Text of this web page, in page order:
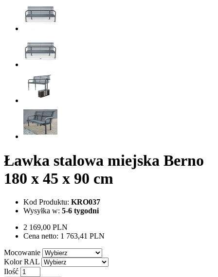
Ławka stalowa miejska Berno
180 x 45 x 90 cm
Kod Produktu: KRO037
Wysyłka w: 5-6 tygodni
2 169,00 PLN
Cena netto: 1 763,41 PLN
Mocowanie
Kolor RAL
Ilość